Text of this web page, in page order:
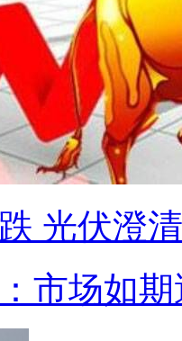
光伏澄
市场如